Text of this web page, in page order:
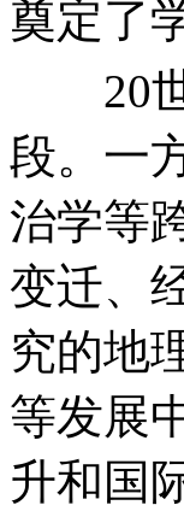
奠定了
20世
段。一
治学等
变迁、
究的地
等发展
升和国